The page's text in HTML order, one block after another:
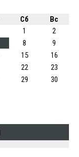
Сб
Вс
1
2
8
9
15
16
22
23
29
30